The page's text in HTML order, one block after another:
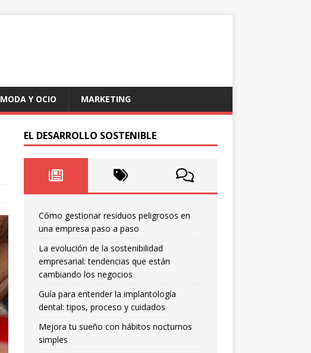
MODA Y OCIO MARKETING
EL DESARROLLO SOSTENIBLE
Cómo gestionar residuos peligrosos en
una empresa paso a paso
La evolución de la sostenibilidad
empresarial: tendencias que están
cambiando los negocios
Guía para entender la implantología
dental: tipos, proceso y cuidados
Mejora tu sueño con hábitos nocturnos
simples